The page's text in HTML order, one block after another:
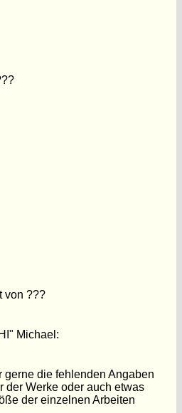
von ???
Michael:
gerne die fehlenden Angaben
der Werke oder auch etwas
der einzelnen Arbeiten